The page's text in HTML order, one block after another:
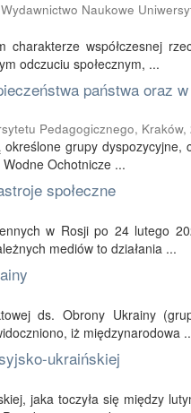
Wydawnictwo Naukowe
współczesnej
odczuciu społecznym, ...
państwa oraz
Pedagogicznego, Kraków,
grupy dyspozycyjne,
Ochotnicze ...
społeczne
w Rosji po 24 lutego
mediów to działania ...
ds. Obrony Ukrainy
iż międzynarodowa
ukraińskiej
jaka toczyła się między